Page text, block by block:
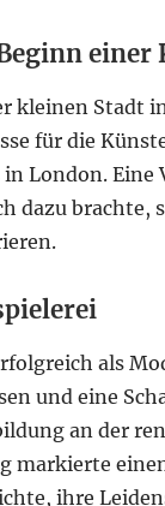
einer
kleinen Stadt
für die
London.
dazu brachte,
als
und eine
an der
markierte
ihre